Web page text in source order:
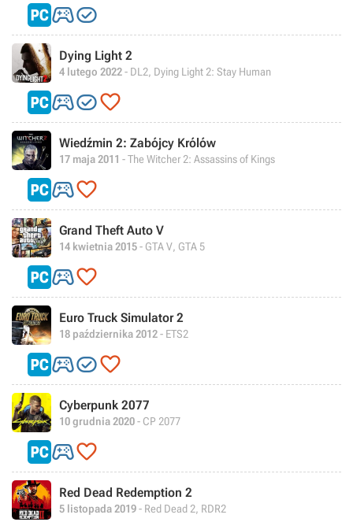

Dying Light 2
4 lutego 2022- DL2, Dying Light 2: Stay Human

Wiedźmin 2: Zabójcy Królów
17 maja 2011 - The Witcher 2: Assassins of Kings

Grand Theft Auto V
14 kwietnia 2015- GTA V, GTA 5

Euro Truck Simulator 2
18 października 2012- ETS2

Cyberpunk 2077
10 grudnia 2020- CP 2077

Red Dead Redemption 2
5 listopada 2019- Red Dead 2, RDR2